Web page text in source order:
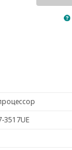
3517UE